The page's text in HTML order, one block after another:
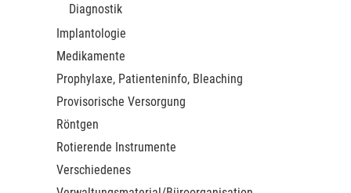
Diagnostik
Implantologie
Medikamente
Prophylaxe, Patienteninfo, Bleaching
Provisorische Versorgung
Röntgen
Rotierende Instrumente
Verschiedenes